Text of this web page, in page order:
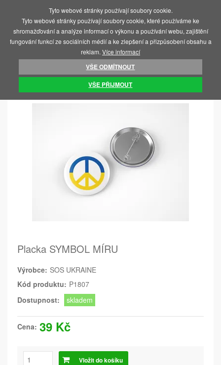
ÚVOD SOS UKRAJINA PLACKY
Placka SYMBOL MÍRU
Výrobce: SOS UKRAINE
Kód produktu: P1807
Dostupnost:
skladem
Cena: 39 Kč
Vložit do košíku
Tyto webové stránky používají soubory cookie.
Tyto webové stránky používají soubory cookie, které používáme ke
shromažďování a analýze informací o výkonu a používání webu, zajištění
fungování funkcí ze sociálních médií a ke zlepšení a přizpůsobení obsahu a
reklam. Více informací
VŠE ODMÍTNOUT
VŠE PŘIJMOUT